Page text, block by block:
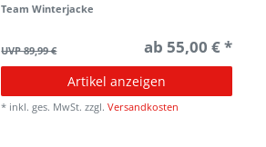
Team Winterjacke
UVP 89,99 € ab 55,00 € *
Artikel anzeigen
* inkl. ges. MwSt. zzgl.Versandkosten